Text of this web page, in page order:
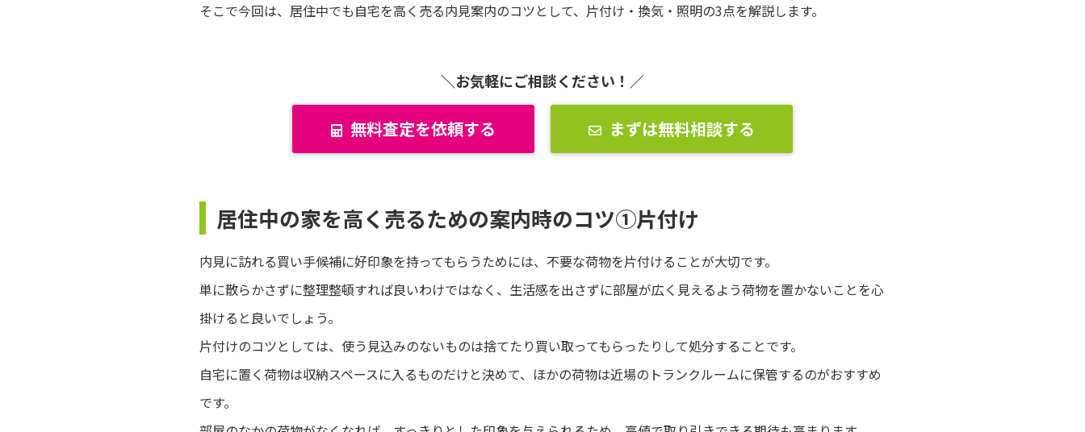
そこで今回は、居住中でも自宅を高く売る内見案内のコツとして、片付け・換気・照明の3点を解説します。
＼お気軽にご相談ください！／
無料査定を依頼する まずは無料相談する
居住中の家を高く売るための案内時のコツ①片付け
内見に訪れる買い手候補に好印象を持ってもらうためには、不要な荷物を片付けることが大切です。
単に散らかさずに整理整頓すれば良いわけではなく、生活感を出さずに部屋が広く見えるよう荷物を置かないことを心
掛けると良いでしょう。
片付けのコツとしては、使う見込みのないものは捨てたり買い取ってもらったりして処分することです。
自宅に置く荷物は収納スペースに入るものだけと決めて、ほかの荷物は近場のトランクルームに保管するのがおすすめ
です。